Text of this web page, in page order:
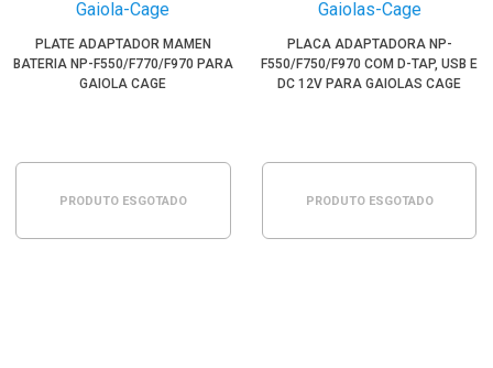
PLATE ADAPTADOR MAMEN
BATERIA NP-F550/F770/F970 PARA
GAIOLA CAGE
PRODUTO ESGOTADO
PLACA ADAPTADORA NP-
F550/F750/F970 COM D-TAP, USB E
DC 12V PARA GAIOLAS CAGE
PRODUTO ESGOTADO